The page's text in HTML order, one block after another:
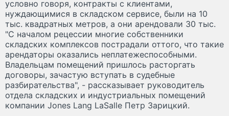
условно говоря, контракты с клиентами,
нуждающимися в складском сервисе, были на 10
тыс. квадратных метров, а они арендовали 30 тыс.
"С началом рецессии многие собственники
складских комплексов пострадали оттого, что такие
арендаторы оказались неплатежеспособными.
Владельцам помещений пришлось расторгать
договоры, зачастую вступать в судебные
разбирательства", - рассказывает руководитель
отдела складских и индустриальных помещений
компании Jones Lang LaSalle Петр Зарицкий.